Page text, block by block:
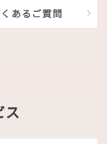
あるご質問
ス